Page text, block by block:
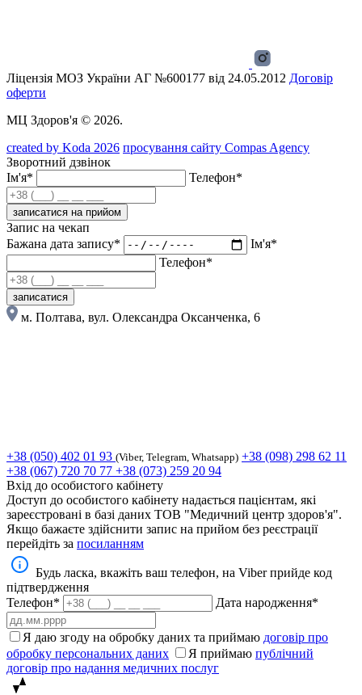
Ліцензія МОЗ України АГ №600177 від 24.05.2012 Договір
оферти
МЦ Здоров'я © 2026.
created by Koda 2026 просування сайту Compas Agency
Зворотний дзвінок
Ім'я*
Телефон*
записатися на прийом
Запис на чекап
Бажана дата запису*
Ім'я*
Телефон*
записатися
м. Полтава, вул. Олександра Оксанченка, 6
+38 (050) 402 01 93 (Viber, Telegram, Whatsapp) +38 (098) 298 62 11
+38 (067) 720 70 77 +38 (073) 259 20 94
Вхід до особистого кабінету
Доступ до особистого кабінету надається пацієнтам, які
зареєстровані в базі даних ТОВ "Медичний центр здоров'я".
Якщо бажаєте здійснити запис на прийом без реєстрації
перейдіть за посиланням
Будь ласка, вкажіть ваш телефон, на Viber прийде код
підтвердження
Телефон*
Дата народження*
Я даю згоду на обробку даних та приймаю договір про
обробку персональних даних
Я приймаю публічний
договір про надання медичних послуг